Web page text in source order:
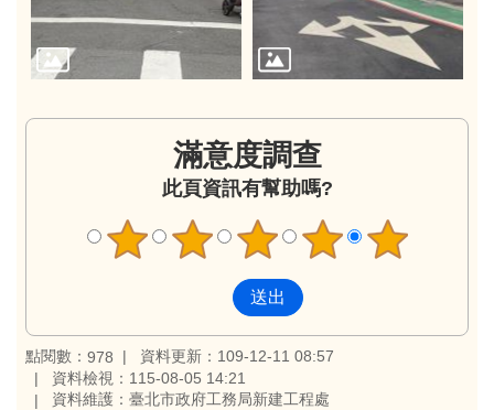
滿意度調查
此頁資訊有幫助嗎?
點閱數： 978
資料更新：109-12-11 08:57
資料檢視：115-08-05 14:21
資料維護：臺北市政府工務局新建工程處